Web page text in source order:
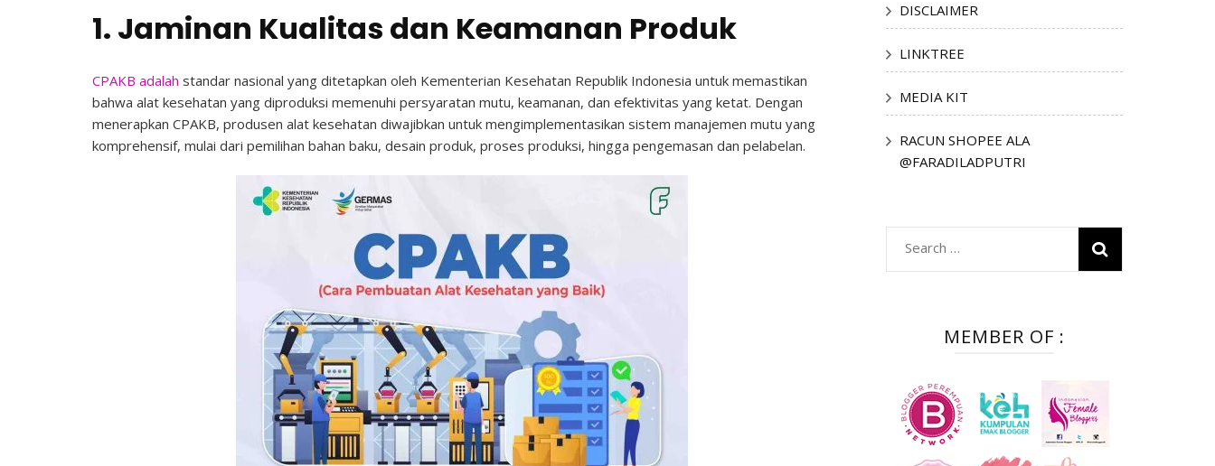
1. Jaminan Kualitas dan Keamanan Produk
CPAKB adalah standar nasional yang ditetapkan oleh Kementerian Kesehatan Republik Indonesia untuk memastikan
bahwa alat kesehatan yang diproduksi memenuhi persyaratan mutu, keamanan, dan efektivitas yang ketat. Dengan
menerapkan CPAKB, produsen alat kesehatan diwajibkan untuk mengimplementasikan sistem manajemen mutu yang
komprehensif, mulai dari pemilihan bahan baku, desain produk, proses produksi, hingga pengemasan dan pelabelan.
DISCLAIMER
LINKTREE
MEDIA KIT
RACUN SHOPEE ALA
@FARADILADPUTRI
Search
for:
MEMBER OF :